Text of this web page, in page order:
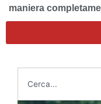
maniera